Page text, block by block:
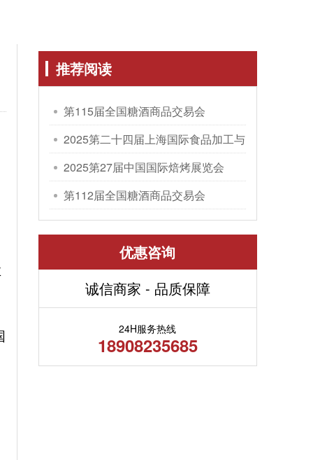
推荐阅读
第115届全国糖酒商品交易会
2025第二十四届上海国际食品加工与
包装机械展览会
2025第27届中国国际焙烤展览会
第112届全国糖酒商品交易会
优惠咨询
诚信商家 - 品质保障
24H服务热线
18908235685